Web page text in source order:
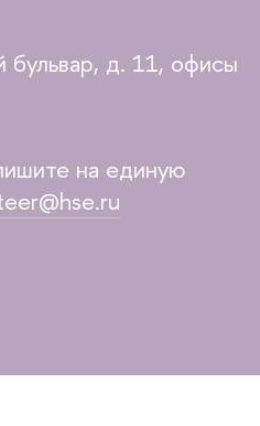
д. 11, офисы
на единую